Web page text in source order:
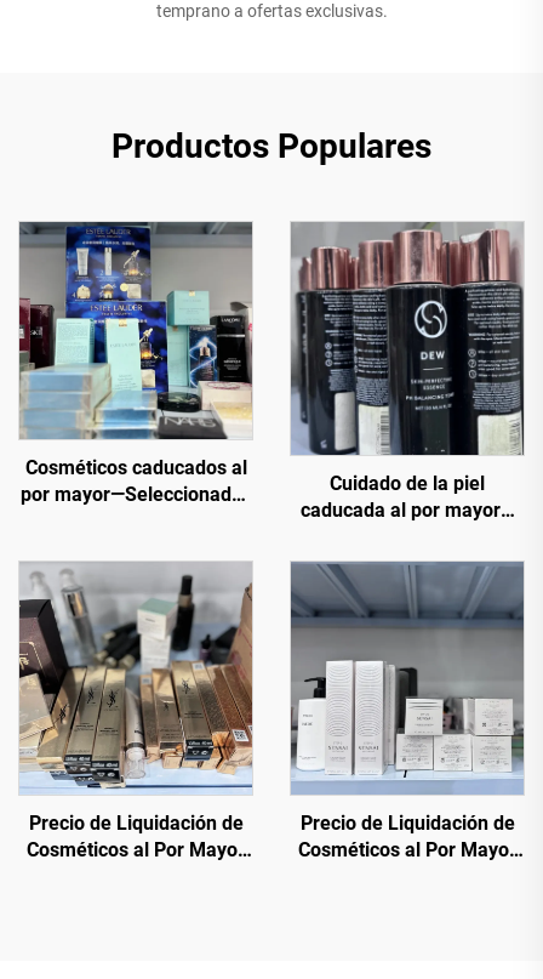
temprano a ofertas exclusivas.
Productos Populares
Cosméticos caducados al
por mayor—Seleccionados
de confianza
Cuidado de la piel
caducada al por mayor—
mayor efectivo para una
piel sana y radiante
Precio de Liquidación de
Cosméticos al Por Mayor
Precio de Liquidación de
Cosméticos al Por Mayor